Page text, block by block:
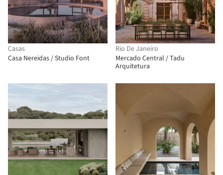
Casas
Casa Nereidas / Studio Font
Rio De Janeiro
Mercado Central / Tadu
Arquitetura